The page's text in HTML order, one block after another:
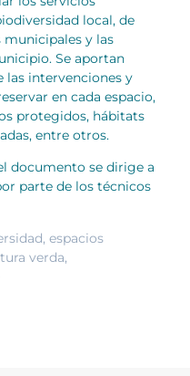
local, de
y las
Se aportan
las intervenciones y
en cada espacio,
protegidos, hábitats
entre otros.
documento se dirige a
parte de los técnicos
,espacios
verda,